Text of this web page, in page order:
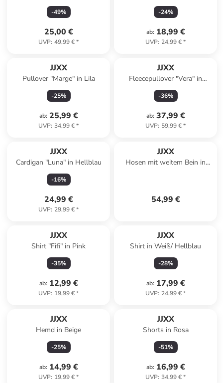
-49%
25,00 €
UVP: 49,99 €*
-24%
ab: 18,99 €
UVP: 24,99 €*
JJXX
Pullover "Marge" in Lila
-25%
ab: 25,99 €
UVP: 34,99 €*
JJXX
Fleecepullover "Vera" in
Creme/ Hellblau
-36%
ab: 37,99 €
UVP: 59,99 €*
JJXX
Cardigan "Luna" in Hellblau
-16%
24,99 €
UVP: 29,99 €*
JJXX
Hosen mit weitem Bein in
54,99 €
JJXX
Shirt "Fifi" in Pink
-35%
ab: 12,99 €
UVP: 19,99 €*
JJXX
Shirt in Weiß/ Hellblau
-28%
ab: 17,99 €
UVP: 24,99 €*
JJXX
Hemd in Beige
-25%
ab: 14,99 €
UVP: 19,99 €*
JJXX
Shorts in Rosa
-51%
ab: 16,99 €
UVP: 34,99 €*